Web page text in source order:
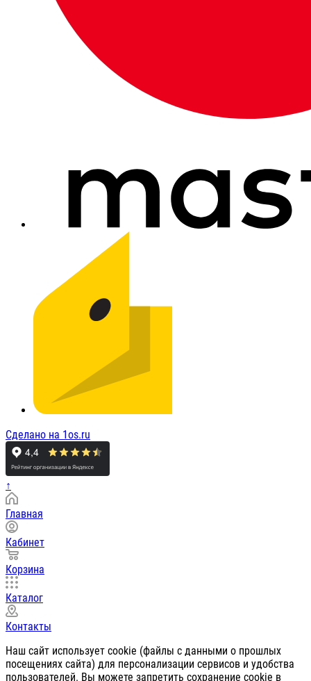
Сделано на 1os.ru
↑
Главная
Кабинет
Корзина
Каталог
Контакты
Наш сайт использует cookie (файлы с данными о прошлых
посещениях сайта) для персонализации сервисов и удобства
пользователей. Вы можете запретить сохранение cookie в